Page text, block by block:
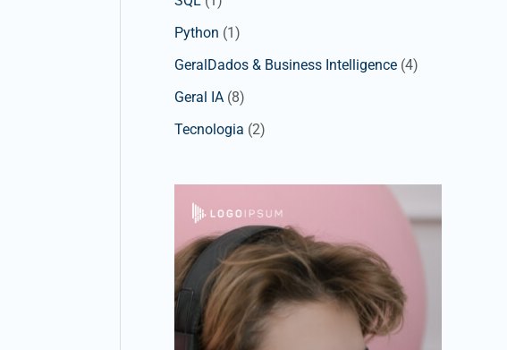
Python (1)
GeralDados & Business Intelligence (4)
Geral IA (8)
Tecnologia (2)